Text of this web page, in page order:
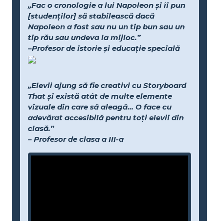
„Fac o cronologie a lui Napoleon și îi pun
[studenților] să stabilească dacă
Napoleon a fost sau nu un tip bun sau un
tip rău sau undeva la mijloc.”
–Profesor de istorie și educație specială
„Elevii ajung să fie creativi cu Storyboard
That și există atât de multe elemente
vizuale din care să aleagă... O face cu
adevărat accesibilă pentru toți elevii din
clasă.”
– Profesor de clasa a III-a